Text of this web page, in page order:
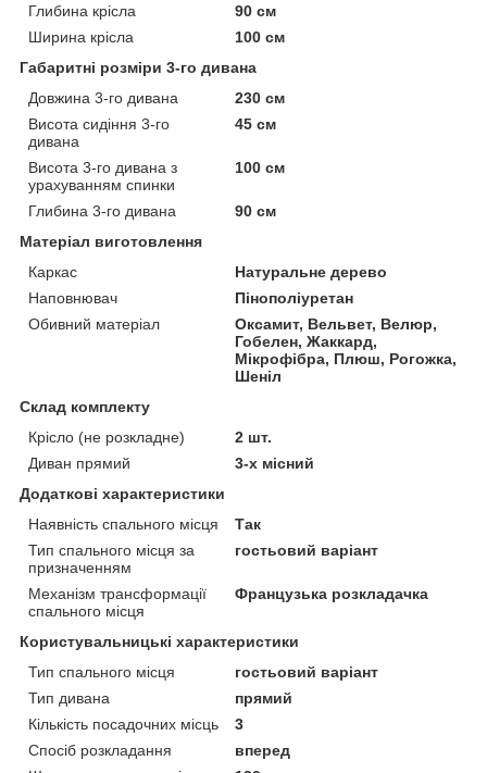
Глибина крісла
90 см
Ширина крісла
100 см
Габаритні розміри 3-го дивана
Довжина 3-го дивана
230 см
Висота сидіння 3-го
дивана
45 см
Висота 3-го дивана з
урахуванням спинки
100 см
Глибина 3-го дивана
90 см
Матеріал виготовлення
Каркас
Натуральне дерево
Наповнювач
Пінополіуретан
Обивний матеріал
Оксамит, Вельвет, Велюр,
Гобелен, Жаккард,
Мікрофібра, Плюш, Рогожка,
Шеніл
Склад комплекту
Крісло (не розкладне)
2 шт.
Диван прямий
3-х місний
Додаткові характеристики
Наявність спального місця
Так
Тип спального місця за
призначенням
гостьовий варіант
Механізм трансформації
спального місця
Французька розкладачка
Користувальницькі характеристики
Тип спального місця
гостьовий варіант
Тип дивана
прямий
Кількість посадочних місць
3
Спосіб розкладання
вперед